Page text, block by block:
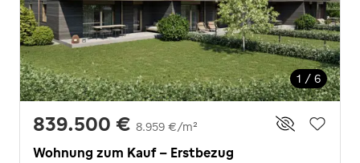
1 / 6
839.500 € 8.959 €/m²
Wohnung zum Kauf - Erstbezug